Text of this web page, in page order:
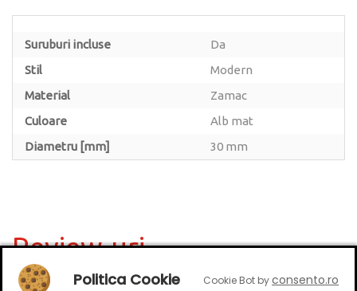
Suruburi incluse
Da
Stil
Modern
Material
Zamac
Culoare
Alb mat
Diametru [mm]
30 mm
Review-uri
Politica Cookie Cookie Bot byconsento.ro